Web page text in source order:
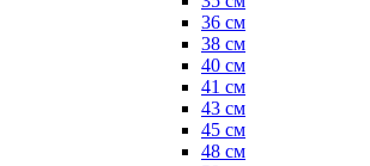
36 см
38 см
40 см
41 см
43 см
45 см
48 см